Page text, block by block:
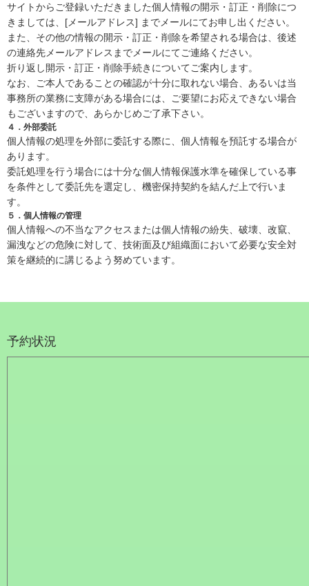
サイトからご登録いただきました個人情報の開示・訂正・削除につ
きましては、[メールアドレス] までメールにてお申し出ください。
また、その他の情報の開示・訂正・削除を希望される場合は、後述
の連絡先メールアドレスまでメールにてご連絡ください。
折り返し開示・訂正・削除手続きについてご案内します。
なお、ご本人であることの確認が十分に取れない場合、あるいは当
事務所の業務に支障がある場合には、ご要望にお応えできない場合
もございますので、あらかじめご了承下さい。
４．外部委託
個人情報の処理を外部に委託する際に、個人情報を預託する場合が
あります。
委託処理を行う場合には十分な個人情報保護水準を確保している事
を条件として委託先を選定し、機密保持契約を結んだ上で行いま
す。
５．個人情報の管理
個人情報への不当なアクセスまたは個人情報の紛失、破壊、改竄、
漏洩などの危険に対して、技術面及び組織面において必要な安全対
策を継続的に講じるよう努めています。
予約状況